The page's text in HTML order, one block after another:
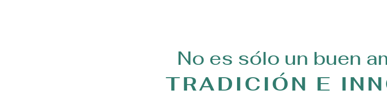
No es sólo un buen
TRADICIÓN E